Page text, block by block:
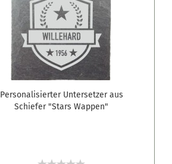
Personalisierter Untersetzer aus
Schiefer "Stars Wappen"